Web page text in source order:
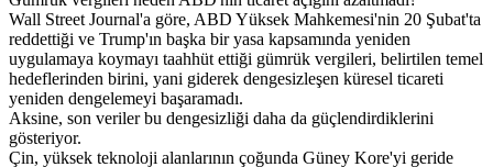
Wall Street Journal'a göre, ABD Yüksek Mahkemesi'nin 20 Şubat'ta
reddettiği ve Trump'ın başka bir yasa kapsamında yeniden
uygulamaya koymayı taahhüt ettiği gümrük vergileri, belirtilen temel
hedeflerinden birini, yani giderek dengesizleşen küresel ticareti
yeniden dengelemeyi başaramadı.
Aksine, son veriler bu dengesizliği daha da güçlendirdiklerini
gösteriyor.
Çin, yüksek teknoloji alanlarının çoğunda Güney Kore'yi geride